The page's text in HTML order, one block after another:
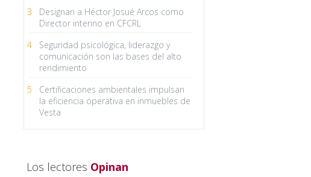
3
Designan a Héctor Josué Arcos como
Director interino en CFCRL
4
Seguridad psicológica, liderazgo y
comunicación son las bases del alto
rendimiento
5
Certificaciones ambientales impulsan
la eficiencia operativa en inmuebles de
Vesta
Los lectores Opinan